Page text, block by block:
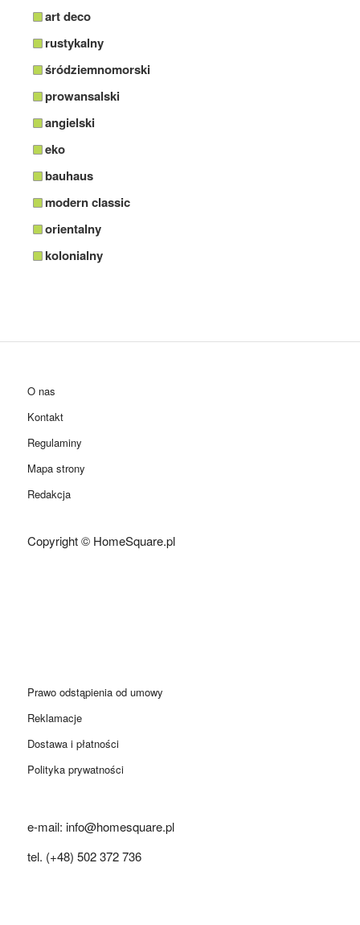
art deco
rustykalny
śródziemnomorski
prowansalski
angielski
eko
bauhaus
modern classic
orientalny
kolonialny
O nas
Kontakt
Regulaminy
Mapa strony
Redakcja
Copyright © HomeSquare.pl
Prawo odstąpienia od umowy
Reklamacje
Dostawa i płatności
Polityka prywatności
e-mail: info@homesquare.pl
tel. (+48) 502 372 736